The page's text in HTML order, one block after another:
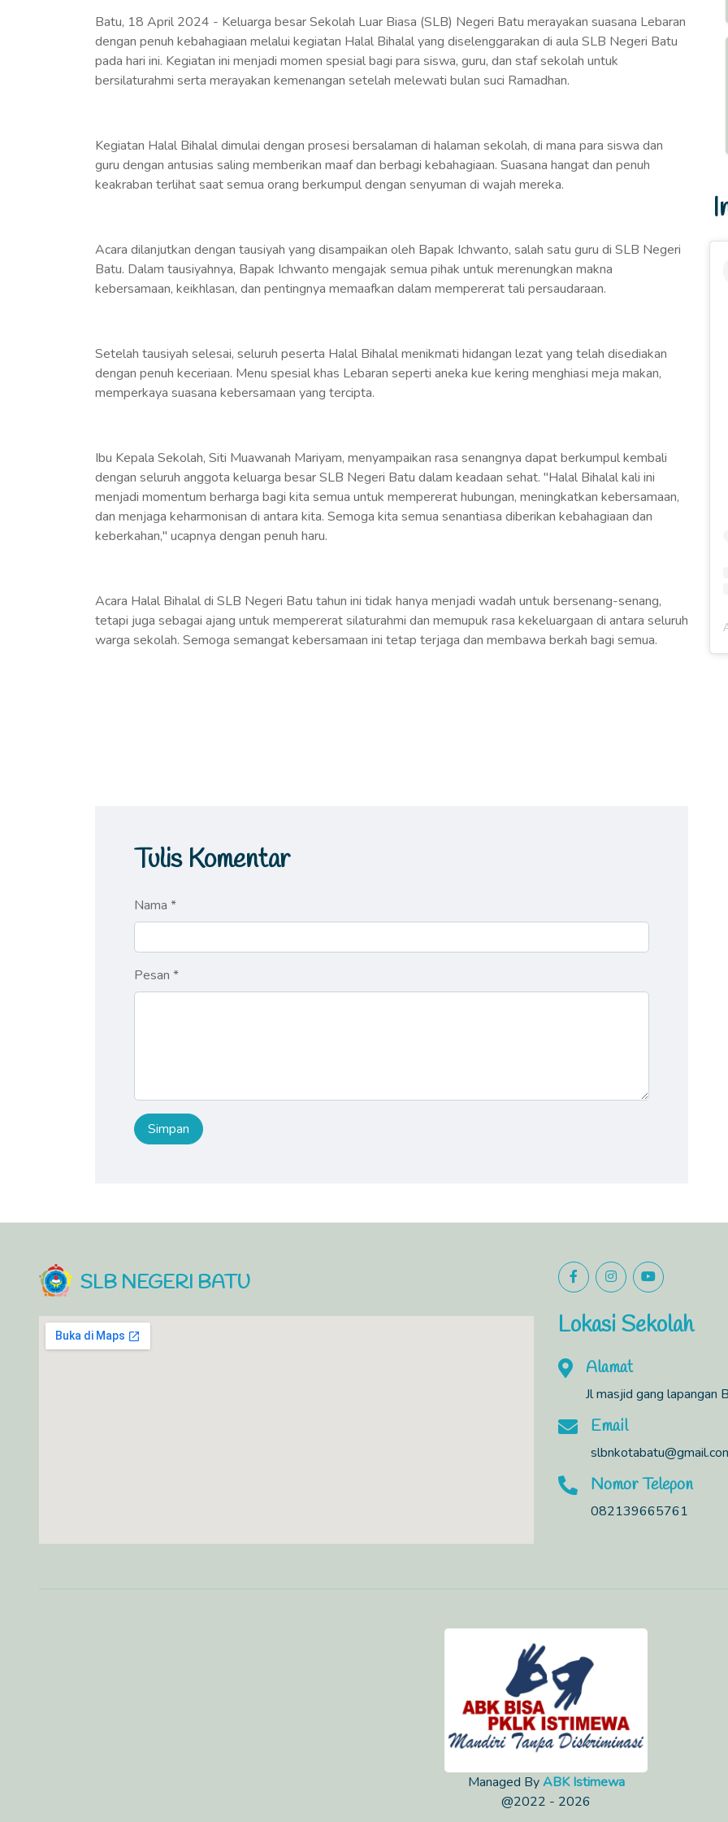
Batu, 18 April 2024 - Keluarga besar Sekolah Luar Biasa (SLB) Negeri Batu merayakan suasana Lebaran
dengan penuh kebahagiaan melalui kegiatan Halal Bihalal yang diselenggarakan di aula SLB Negeri Batu
pada hari ini. Kegiatan ini menjadi momen spesial bagi para siswa, guru, dan staf sekolah untuk
bersilaturahmi serta merayakan kemenangan setelah melewati bulan suci Ramadhan.
Kegiatan Halal Bihalal dimulai dengan prosesi bersalaman di halaman sekolah, di mana para siswa dan
guru dengan antusias saling memberikan maaf dan berbagi kebahagiaan. Suasana hangat dan penuh
keakraban terlihat saat semua orang berkumpul dengan senyuman di wajah mereka.
Acara dilanjutkan dengan tausiyah yang disampaikan oleh Bapak Ichwanto, salah satu guru di SLB Negeri
Batu. Dalam tausiyahnya, Bapak Ichwanto mengajak semua pihak untuk merenungkan makna
kebersamaan, keikhlasan, dan pentingnya memaafkan dalam mempererat tali persaudaraan.
Setelah tausiyah selesai, seluruh peserta Halal Bihalal menikmati hidangan lezat yang telah disediakan
dengan penuh keceriaan. Menu spesial khas Lebaran seperti aneka kue kering menghiasi meja makan,
memperkaya suasana kebersamaan yang tercipta.
Ibu Kepala Sekolah, Siti Muawanah Mariyam, menyampaikan rasa senangnya dapat berkumpul kembali
dengan seluruh anggota keluarga besar SLB Negeri Batu dalam keadaan sehat. "Halal Bihalal kali ini
menjadi momentum berharga bagi kita semua untuk mempererat hubungan, meningkatkan kebersamaan,
dan menjaga keharmonisan di antara kita. Semoga kita semua senantiasa diberikan kebahagiaan dan
keberkahan," ucapnya dengan penuh haru.
Acara Halal Bihalal di SLB Negeri Batu tahun ini tidak hanya menjadi wadah untuk bersenang-senang,
tetapi juga sebagai ajang untuk mempererat silaturahmi dan memupuk rasa kekeluargaan di antara seluruh
warga sekolah. Semoga semangat kebersamaan ini tetap terjaga dan membawa berkah bagi semua.
Tulis Komentar
Nama *
Pesan *
SLB NEGERI BATU
Lokasi Sekolah
Alamat
Jl masjid gang lapangan
Email
Nomor Telepon
082139665761
Managed ByABK Istimewa
@2022 - 2026